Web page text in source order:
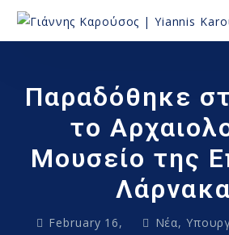
Παραδόθηκε
το
Μουσείο της
February 16,
Νέα,